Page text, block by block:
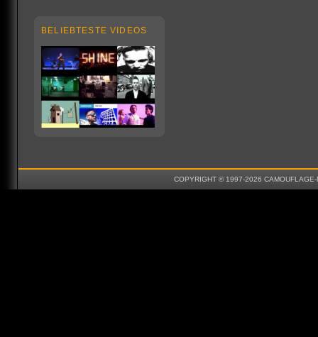
BELIEBTESTE VIDEOS
COPYRIGHT © 1997-2026 CAMOUFLAGE-